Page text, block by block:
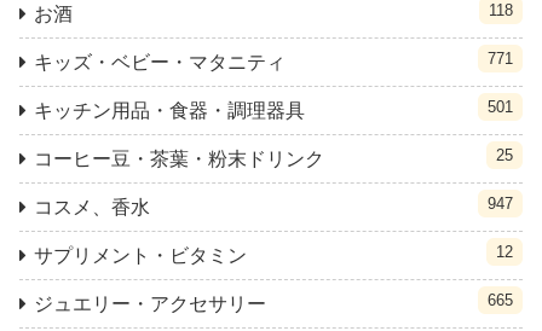
お酒 118
キッズ・ベビー・マタニティ 771
キッチン用品・食器・調理器具 501
コーヒー豆・茶葉・粉末ドリンク 25
コスメ、香水 947
サプリメント・ビタミン 12
ジュエリー・アクセサリー 665